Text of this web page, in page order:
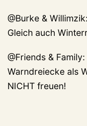
@Burke &
Gleich auch
@Friends &
Warndreiecke als
NICHT freuen!